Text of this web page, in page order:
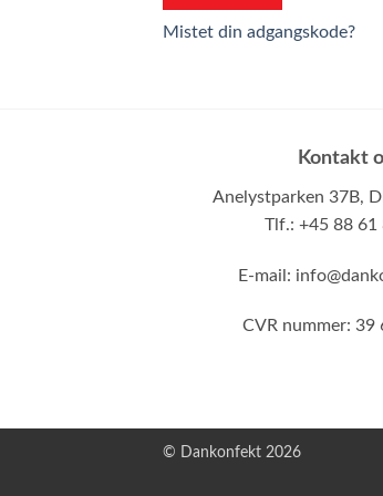
Mistet din adgangskode?
Kontakt
Anelystparken 37B,
Tlf.: +45 88 61
E-mail:
CVR nummer: 39
© Dankonfekt 2026